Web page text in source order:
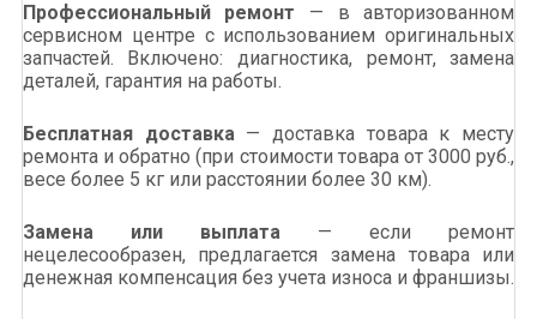
Профессиональный ремонт — в авторизованном
сервисном центре с использованием оригинальных
запчастей. Включено: диагностика, ремонт, замена
деталей, гарантия на работы.
Бесплатная доставка— доставка товара к месту
ремонта и обратно (при стоимости товара от 3000 руб.,
весе более 5 кг или расстоянии более 30 км).
Замена или выплата— если ремонт
нецелесообразен, предлагается замена товара или
денежная компенсация без учета износа и франшизы.